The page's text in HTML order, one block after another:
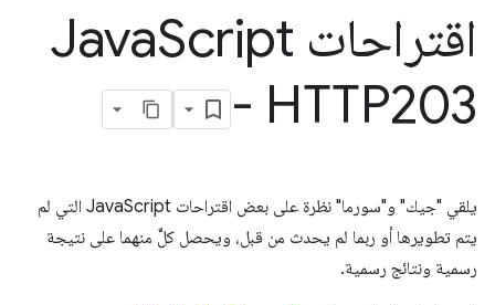
اقتراحات Java Script
- HTTP203
يلقي "جيك" و"سورما" نظرة على بعض اقتراحات JavaScript التي لم
يتم تطويرها أو ربما لم يحدث من قبل، ويحصل كلٌّ منهما على نتيجة
رسمية ونتائج رسمية.